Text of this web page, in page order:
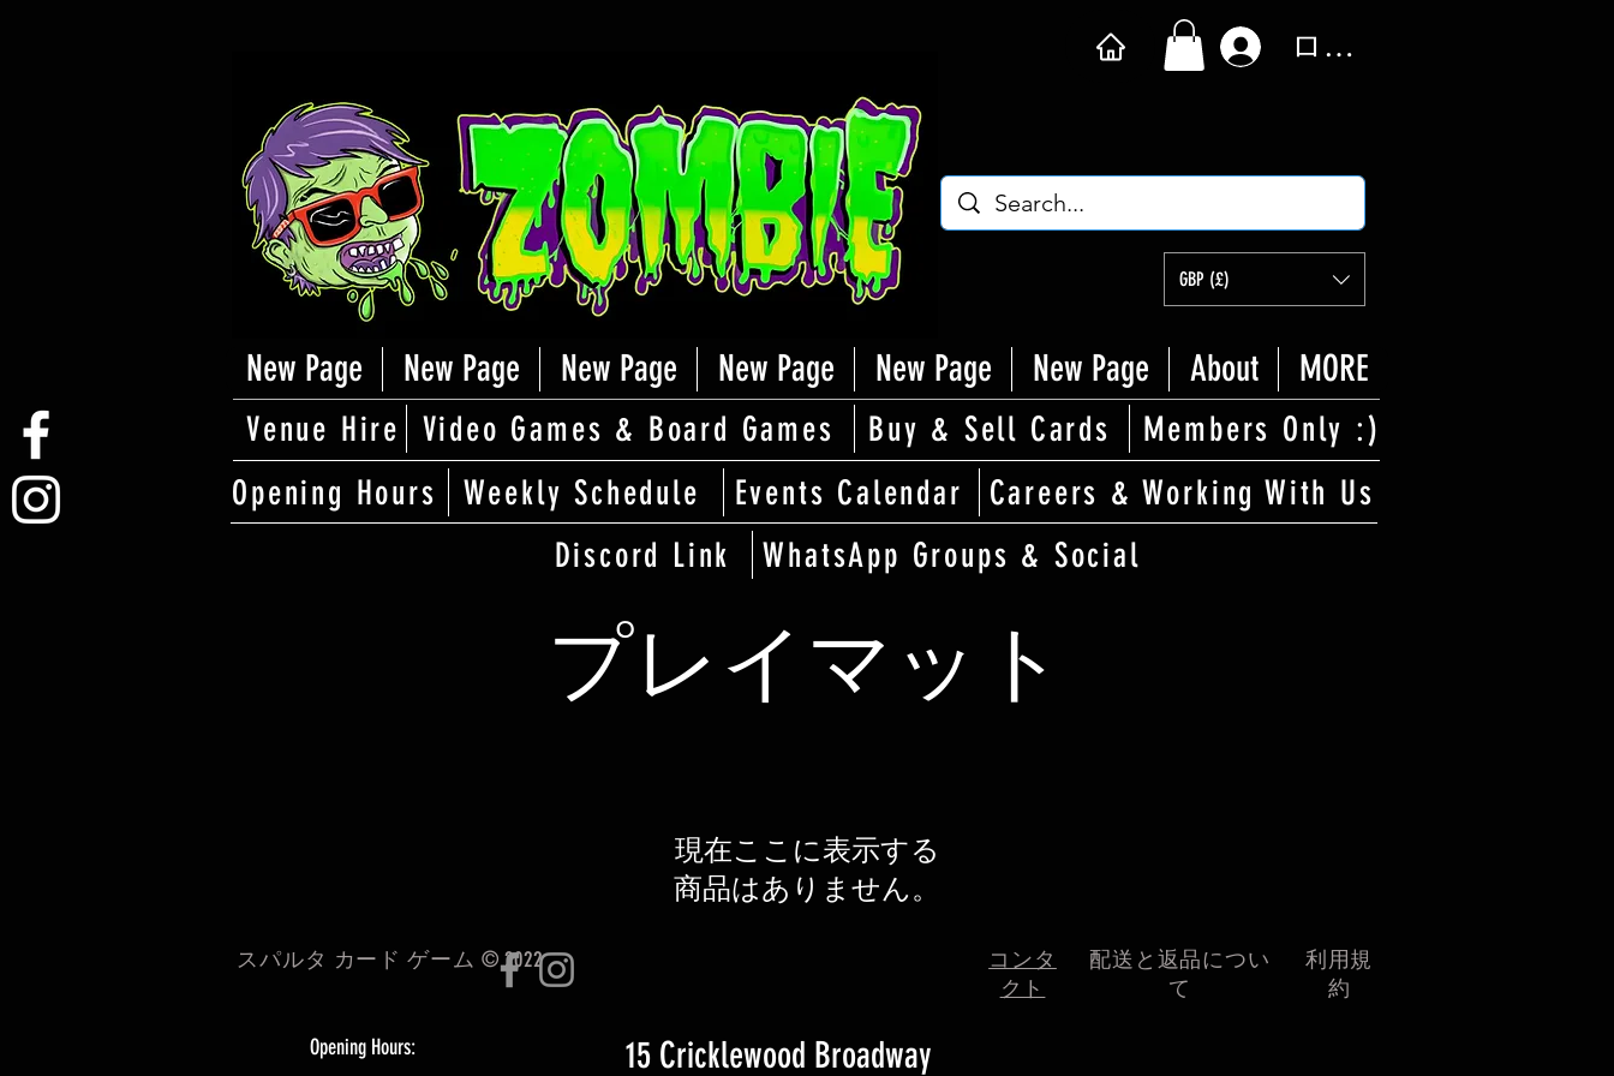
ログイン
GBP (£)
New Page New Page New Page New Page New Page New Page About MORE
Venue Hire Video Games & Board Games Buy & Sell Cards
Members Only :)
Opening Hours
Weekly Schedule Events Calendar
Careers & Working With Us
Discord Link
WhatsApp Groups & Social
プレイマット
現在ここに表示する
商品はありません。
スパルタ カード ゲーム © 2022
コンタ
クト
配送と返品につい
て
利用規
約
Opening Hours: 15 Cricklewood Broadway